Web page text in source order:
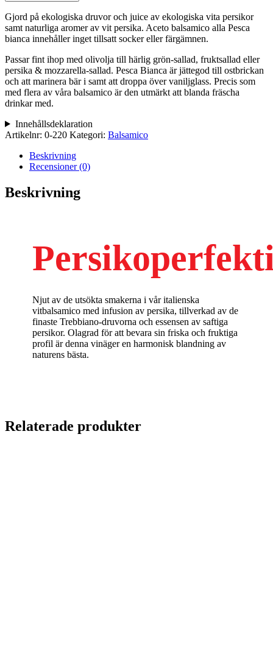
Pesca
Bianca,
250
ml
Gjord på ekologiska druvor och juice av ekologiska vita persikor
samt naturliga aromer av vit persika. Aceto balsamico alla Pesca
bianca innehåller inget tillsatt socker eller färgämnen.
Passar fint ihop med olivolja till härlig grön-sallad, fruktsallad eller
persika & mozzarella-sallad. Pesca Bianca är jättegod till ostbrickan
och att marinera bär i samt att droppa över vaniljglass. Precis som
med flera av våra balsamico är den utmärkt att blanda fräscha
drinkar med.
Innehållsdeklaration
Artikelnr: 0-220 Kategori: Balsamico
Beskrivning
Recensioner (0)
Beskrivning
Njut av de utsökta smakerna i vår italienska
vitbalsamico med infusion av persika, tillverkad av de
finaste Trebbiano-druvorna och essensen av saftiga
persikor. Olagrad för att bevara sin friska och fruktiga
profil är denna vinäger en harmonisk blandning av
naturens bästa.
Relaterade produkter